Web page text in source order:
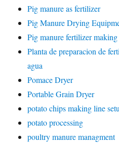
Pig manure as fertilizer
Pig Manure Drying
Pig manure fertilizer making
Planta de preparacion de
agua
Pomace Dryer
Portable Grain Dryer
potato chips making line
potato processing
poultry manure managment